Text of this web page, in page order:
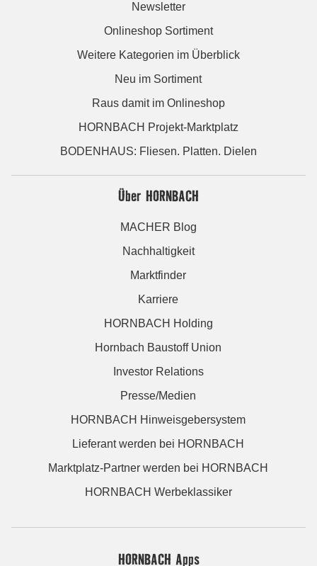
Newsletter
Onlineshop Sortiment
Weitere Kategorien im Überblick
Neu im Sortiment
Raus damit im Onlineshop
HORNBACH Projekt-Marktplatz
BODENHAUS: Fliesen. Platten. Dielen
Über HORNBACH
MACHER Blog
Nachhaltigkeit
Marktfinder
Karriere
HORNBACH Holding
Hornbach Baustoff Union
Investor Relations
Presse/Medien
HORNBACH Hinweisgebersystem
Lieferant werden bei HORNBACH
Marktplatz-Partner werden bei HORNBACH
HORNBACH Werbeklassiker
HORNBACH Apps